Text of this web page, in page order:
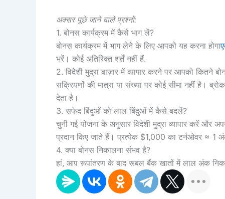
अक्सर पूछे जाने वाले प्रश्नों:
1. बोनस कार्यक्रम में कैसे भाग लें?
बोनस कार्यक्रम में भाग लेने के लिए आपको यह करना होगा
भरें। कोई अतिरिक्त शर्तें नहीं हैं.
2. विदेशी मुद्रा बाज़ार में व्यापार करने पर आपको कितने
सक्रियणों की मात्रा या संख्या पर कोई सीमा नहीं है।
देता है।
3. सफेद बिंदुओं को लाल बिंदुओं में कैसे बदलें?
चुनी गई योजना के अनुसार विदेशी मुद्रा व्यापार करें और
प्रदान किए जाते हैं। प्रत्येक $1,000 का टर्नओवर ≈ 1
4. क्या बोनस निकालना संभव है?
हां, आप रूपांतरण के बाद रूबल बैंक खातों में लाल अंक